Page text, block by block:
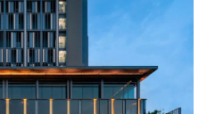
ถไฟฟ้า และสนามบิน
ะดวกสบายต่อการเดินทาง
ด 266 ห้อง มีห้องพักหลาก
แก่ห้องสแตนดาร์ด ห้องสุพี
รัว ภายในห้องพักตกแต่งเรียบ